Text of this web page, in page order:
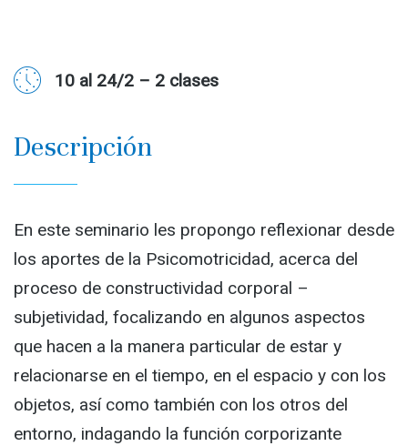
10 al 24/2 – 2 clases
Descripción
En este seminario les propongo reflexionar desde
los aportes de la Psicomotricidad, acerca del
proceso de constructividad corporal –
subjetividad, focalizando en algunos aspectos
que hacen a la manera particular de estar y
relacionarse en el tiempo, en el espacio y con los
objetos, así como también con los otros del
entorno, indagando la función corporizante